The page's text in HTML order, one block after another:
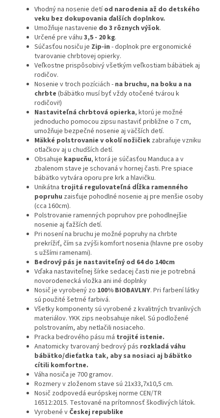
Vhodný na nosenie detíod narodenia až do detského
veku bez dokupovania ďalších doplnkov.
Umožňuje nastavenie do 3 rôznych výšok.
Určené pre váhu 3,5 - 20 kg.
Súčasťou nosiču je Zip-in - doplnok pre ergonomické
tvarovanie chrbtovej opierky.
Veľkostne prispôsobivý všetkým veľkostiam bábätiek aj
rodičov.
Nosenie v troch pozíciách - na bruchu, na boku a na
chrbte (bábätko musí byť vždy otočené tvárou k
rodičovi!)
Nastaviteľná chrbtová opierka, ktorú je možné
jednoducho pomocou zipsu nastaviť približne o 7 cm,
umožňuje bezpečné nosenie aj väčších detí.
Mäkké polstrovanie v okolí nožičiek zabraňuje vzniku
otlačkov aj u chudších detí.
Obsahuje kapucňu, ktorá je súčasťou Manduca a v
zbalenom stave je schovaná v hornej časti. Pre spiace
bábätko vytvára oporu pre krk a hlavičku.
Unikátna trojitá regulovateľná dĺžka ramenného
popruhu zaisťuje pohodlné nosenie aj pre menšie osoby
(cca 160cm).
Polstrovanie ramenných popruhov pre pohodlnejšie
nosenie aj ťažších detí.
Pri nosení na bruchu je možné popruhy na chrbte
prekrížiť, čím sa zvýši komfort nosenia (hlavne pre osoby
s užšími ramenami).
Bedrový pás je nastaviteľný od 64 do 140cm
Vďaka nastaviteľnej šírke sedacej časti nie je potrebná
novorodenecká vložka ani iné doplnky
Nosič je vyrobený zo 100% BIOBAVLNY. Pri farbení látky
sú použité šetrné farbivá.
Všetky komponenty sú vyrobené z kvalitných trvanlivých
materiálov. YKK zips neobsahuje nikel. Sú podložené
polstrovaním, aby netlačili nosiaceho.
Pracka bedrového pásu má trojité istenie.
Anatomicky tvarovaný bedrový pás rozkladá váhu
bábätko/dieťatka tak, aby sa nosiaci aj bábätko
cítili komfortne.
Váha nosiča je 700 gramov.
Rozmery v zloženom stave sú 21x33,7x10,5 cm.
Nosič zodpovedá európskej norme CEN/TR
16512:2015. Testované na prítomnosť škodlivých látok.
Vyrobené v Českej republike